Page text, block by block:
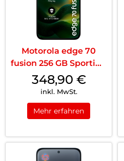
Motorola edge 70
fusion 256 GB Sporting
Green
348,90 €
inkl. MwSt.
Mehr erfahren